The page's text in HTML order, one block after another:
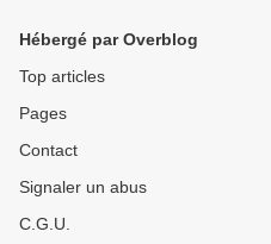
Hébergé par Overblog
Top articles
Pages
Contact
Signaler un abus
C.G.U.